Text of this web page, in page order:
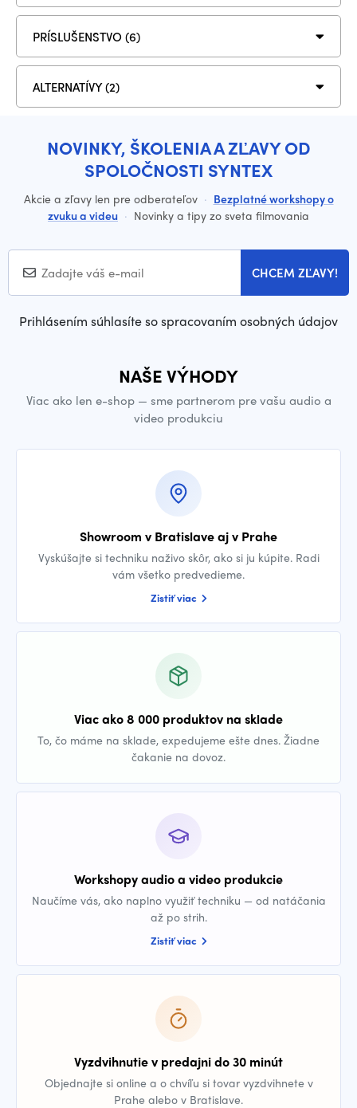
PRÍSLUŠENSTVO (6)
ALTERNATÍVY (2)
NOVINKY, ŠKOLENIA A ZĽAVY OD
SPOLOČNOSTI SYNTEX
Akcie a zľavy len pre odberateľov · Bezplatné workshopy o
zvuku a videu · Novinky a tipy zo sveta filmovania
CHCEM ZĽAVY!
Prihlásením súhlasíte so spracovaním osobných údajov
NAŠE VÝHODY
Viac ako len e-shop — sme partnerom pre vašu audio a
video produkciu
Showroom v Bratislave aj v Prahe
Vyskúšajte si techniku naživo skôr, ako si ju kúpite. Radi
vám všetko predvedieme.
Zistiť viac
Viac ako 8 000 produktov na sklade
To, čo máme na sklade, expedujeme ešte dnes. Žiadne
čakanie na dovoz.
Workshopy audio a video produkcie
Naučíme vás, ako naplno využiť techniku — od natáčania
až po strih.
Zistiť viac
Vyzdvihnutie v predajni do 30 minút
Objednajte si online a o chvíľu si tovar vyzdvihnete v
Prahe alebo v Bratislave.